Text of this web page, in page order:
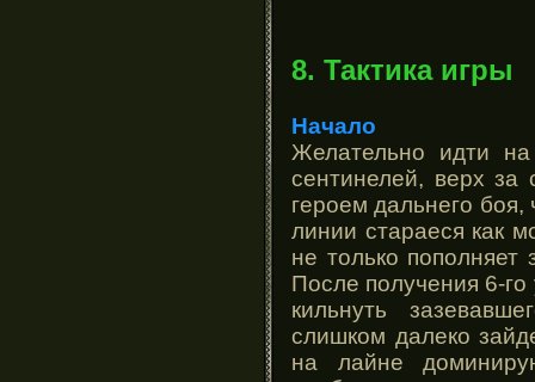
8. Тактика игры
Начало
Желательно идти
сентинелей, верх за
героем дальнего
линии стараеся как
не только
После получения 6-
кильнуть
слишком далеко
на лайне